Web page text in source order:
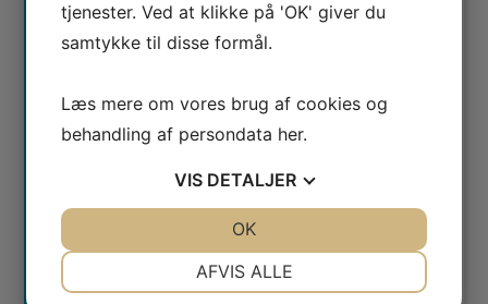
Jeg er ikke en robot
tjenester. Ved at klikke på 'OK' giver du
samtykke til disse formål.
Læs mere om vores brug af cookies og
behandling af persondata her.
VIS DETALJER
AFVIS ALLE
OK